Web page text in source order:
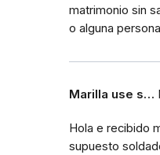
matrimonio sin
o alguna
Marilla use s…
Hola e recibido
supuesto